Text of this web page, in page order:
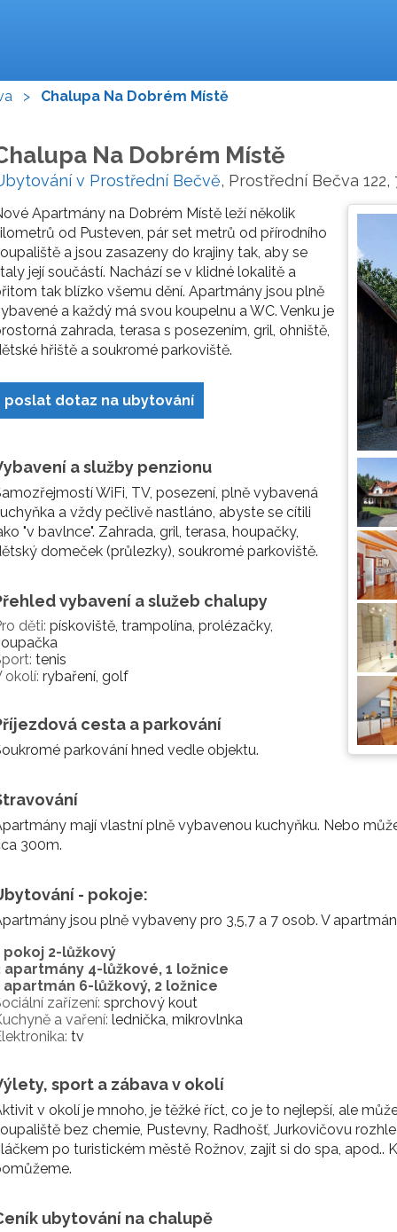
> Chalupa Na Dobrém Místě
Na Dobrém Místě
v Prostřední Bečvě, Prostřední Bečva 122,
Apartmány na Dobrém Místě leží několik
od Pusteven, pár set metrů od přírodního
a jsou zasazeny do krajiny tak, aby se
její součástí. Nachází se v klidné lokalitě a
tak blízko všemu dění. Apartmány jsou plně
a každý má svou koupelnu a WC. Venku je
zahrada, terasa s posezením, gril, ohniště,
hřiště a soukromé parkoviště.
poslat dotaz na ubytování
a služby penzionu
WiFi, TV, posezení, plně vybavená
a vždy pečlivě nastláno, abyste se cítili
"v bavlnce". Zahrada, gril, terasa, houpačky,
domeček (průlezky), soukromé parkoviště.
vybavení a služeb chalupy
děti: pískoviště, trampolína, prolézačky,
tenis
okolí: rybaření, golf
cesta a parkování
parkování hned vedle objektu.
mají vlastní plně vybavenou kuchyňku. Nebo
300m.
- pokoje:
jsou plně vybaveny pro 3,5,7 a 7 osob. V
pokoj 2-lůžkový
apartmány 4-lůžkové, 1 ložnice
apartmán 6-lůžkový, 2 ložnice
zařízení: sprchový kout
a vaření: lednička, mikrovlnka
tv
sport a zábava v okolí
v okolí je mnoho, je těžké říct, co je to nejlepší, ale
bez chemie, Pustevny, Radhošť, Jurkovičovu
po turistickém městě Rožnov, zajít si do spa, apod..
ubytování na chalupě